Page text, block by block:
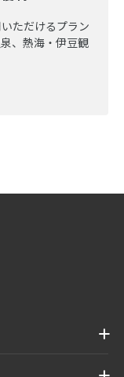
ただけるプラン
、熱海・伊豆観